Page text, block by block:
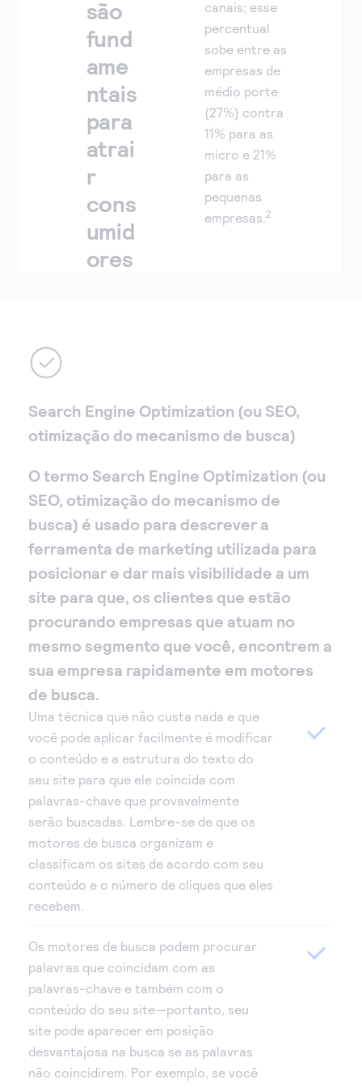
são
fund
ame
ntais
para
atrai
r
cons
umid
ores
canais; esse
percentual
sobe entre as
empresas de
médio porte
(27%) contra
11% para as
micro e 21%
para as
pequenas
empresas.2
Search Engine Optimization (ou SEO,
otimização do mecanismo de busca)
O termo Search Engine Optimization (ou
SEO, otimização do mecanismo de
busca) é usado para descrever a
ferramenta de marketing utilizada para
posicionar e dar mais visibilidade a um
site para que, os clientes que estão
procurando empresas que atuam no
mesmo segmento que você, encontrem a
sua empresa rapidamente em motores
de busca.
Uma técnica que não custa nada e que
você pode aplicar facilmente é modificar
o conteúdo e a estrutura do texto do
seu site para que ele coincida com
palavras-chave que provavelmente
serão buscadas. Lembre-se de que os
motores de busca organizam e
classificam os sites de acordo com seu
conteúdo e o número de cliques que eles
recebem.
Os motores de busca podem procurar
palavras que coincidam com as
palavras-chave e também com o
conteúdo do seu site—portanto, seu
site pode aparecer em posição
desvantajosa na busca se as palavras
não coincidirem. Por exemplo, se você